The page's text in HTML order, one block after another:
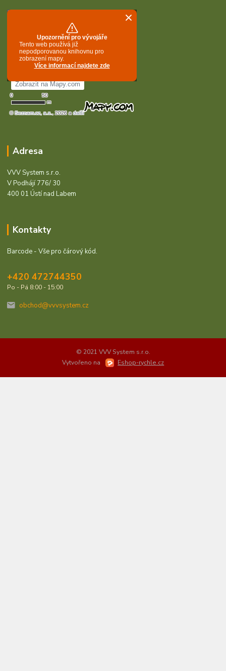
Adresa
VVV System s.r.o.
V Podhájí 776/ 30
400 01 Ústí nad Labem
Kontakty
Barcode - Vše pro čárový kód.
+420 472744350
Po - Pá 8:00 - 15:00
obchod@vvvsystem.cz
© 2021 VVV System s.r.o.
Vytvořeno na
Eshop-rychle.cz